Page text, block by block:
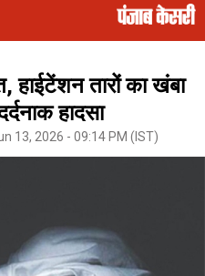
हाईटेंशन तारों का खंबा
हादसा
13, 2026 - 09:14 PM (IST)